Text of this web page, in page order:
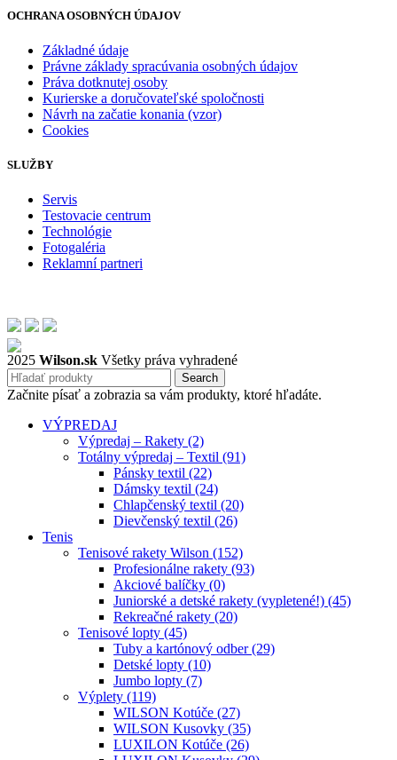
OCHRANA OSOBNÝCH ÚDAJOV
Základné údaje
Právne základy spracúvania osobných údajov
Práva dotknutej osoby
Kurierske a doručovateľské spoločnosti
Návrh na začatie konania (vzor)
Cookies
SLUŽBY
Servis
Testovacie centrum
Technológie
Fotogaléria
Reklamní partneri
2025 Wilson.sk Všetky práva vyhradené
Search
Začnite písať a zobrazia sa vám produkty, ktoré hľadáte.
VÝPREDAJ
Výpredaj – Rakety (2)
Totálny výpredaj – Textil (91)
Pánsky textil (22)
Dámsky textil (24)
Chlapčenský textil (20)
Dievčenský textil (26)
Tenis
Tenisové rakety Wilson (152)
Profesionálne rakety (93)
Akciové balíčky (0)
Juniorské a detské rakety (vypletené!) (45)
Rekreačné rakety (20)
Tenisové lopty (45)
Tuby a kartónový odber (29)
Detské lopty (10)
Jumbo lopty (7)
Výplety (119)
WILSON Kotúče (27)
WILSON Kusovky (35)
LUXILON Kotúče (26)